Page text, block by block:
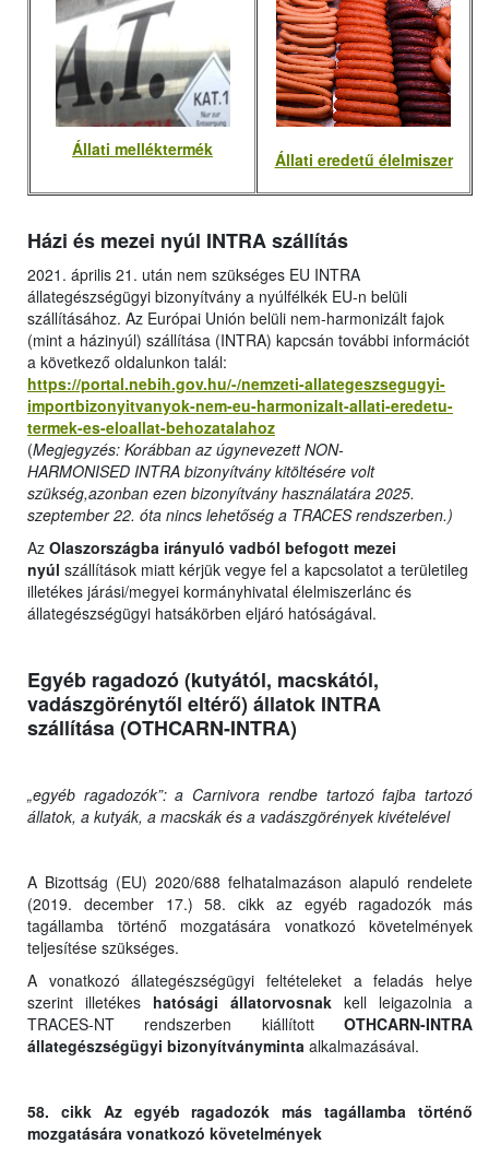
Állati melléktermék Állati eredetű élelmiszer
Házi és mezei nyúl INTRA szállítás
2021. április 21. után nem szükséges EU INTRA
állategészségügyi bizonyítvány a nyúlfélkék EU-n belüli
szállításához. Az Európai Unión belüli nem-harmonizált fajok
(mint a házinyúl) szállítása (INTRA) kapcsán további információt
a következő oldalunkon talál:
https://portal.nebih.gov.hu/-/nemzeti-allategeszsegugyi-
importbizonyitvanyok-nem-eu-harmonizalt-allati-eredetu-
termek-es-eloallat-behozatalahoz
(Megjegyzés: Korábban az úgynevezett NON-
HARMONISED INTRA bizonyítvány kitöltésére volt
szükség,azonban ezen bizonyítvány használatára 2025.
szeptember 22. óta nincs lehetőség a TRACES rendszerben.)
Az Olaszországba irányuló vadból befogott mezei
nyúl szállítások miatt kérjük vegye fel a kapcsolatot a területileg
illetékes járási/megyei kormányhivatal élelmiszerlánc és
állategészségügyi hatsákörben eljáró hatóságával.
Egyéb ragadozó (kutyától, macskától,
vadászgörénytől eltérő) állatok INTRA
szállítása (OTHCARN-INTRA)
„egyéb ragadozók”: a Carnivora rendbe tartozó fajba tartozó
állatok, a kutyák, a macskák és a vadászgörények kivételével
A Bizottság (EU) 2020/688 felhatalmazáson alapuló rendelete
(2019. december 17.) 58. cikk az egyéb ragadozók más
tagállamba történő mozgatására vonatkozó követelmények
teljesítése szükséges.
A vonatkozó állategészségügyi feltételeket a feladás helye
szerint illetékes hatósági állatorvosnak kell leigazolnia a
TRACES-NT rendszerben kiállított OTHCARN-INTRA
állategészségügyi bizonyítványminta alkalmazásával.
58. cikk Az egyéb ragadozók más tagállamba történő
mozgatására vonatkozó követelmények